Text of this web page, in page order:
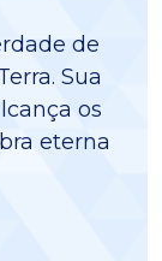
de
Sua
os
eterna